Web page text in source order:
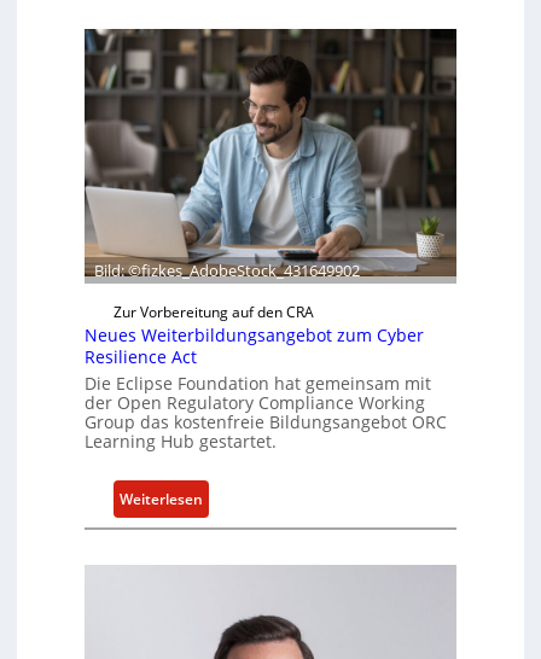
x
i
f
e
r
t
a
k
u
e
l
e
Z
l
n
Bild: ©fizkes_AdobeStock_431649902
Zur Vorbereitung auf den CRA
Neues Weiterbildungsangebot zum Cyber
Resilience Act
Die Eclipse Foundation hat gemeinsam mit
der Open Regulatory Compliance Working
Group das kostenfreie Bildungsangebot ORC
Learning Hub gestartet.
Weiterlesen
N
W